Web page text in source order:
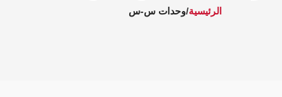
الرئيسية وحدات س-س